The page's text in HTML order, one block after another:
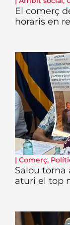
El comerç
horaris en
| Comerç,
Salou torna
aturi el top